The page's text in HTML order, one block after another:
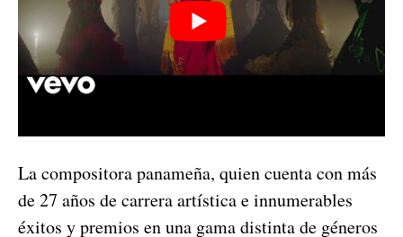
La compositora panameña, quien cuenta con más
de 27 años de carrera artística e innumerables
éxitos y premios en una gama distinta de géneros